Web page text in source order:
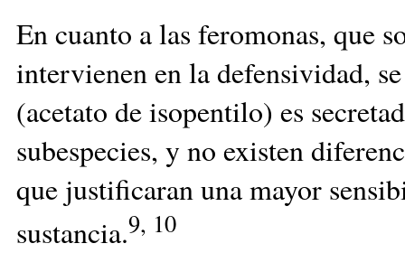
En cuanto a las feromonas, que
intervienen en la defensividad,
(acetato de isopentilo) es
subespecies, y no existen
que justificaran una mayor
sustancia.9, 10